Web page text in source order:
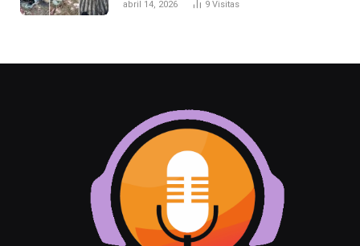
abril 14, 2026 9 Visitas